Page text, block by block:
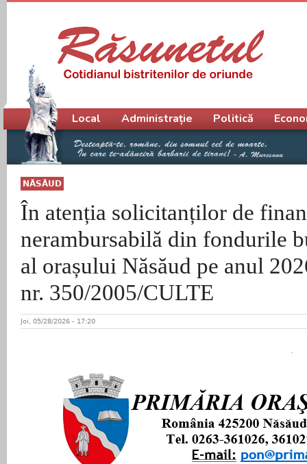
NĂSĂUD
În atenția solicitanților de
nerambursabilă din fondurile
al orașului Năsăud pe anul
nr. 350/2005/CULTE
Joi, 05/28/2026 - 17:20
Meniu principal
Local Administrație Politică